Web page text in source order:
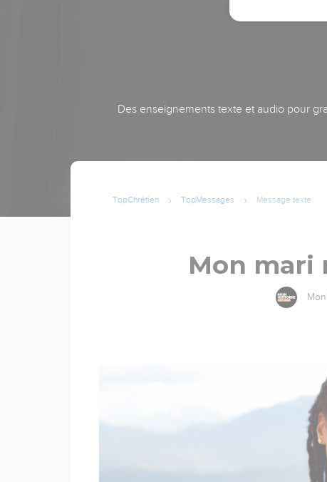
Des enseignements texte et audio pour
TopChrétien TopMessages Message texte
Mon mari